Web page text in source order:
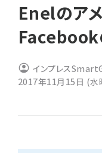
ン
く
ず
Enelのア
Facebook
インプレス
2017年11月15日 (水